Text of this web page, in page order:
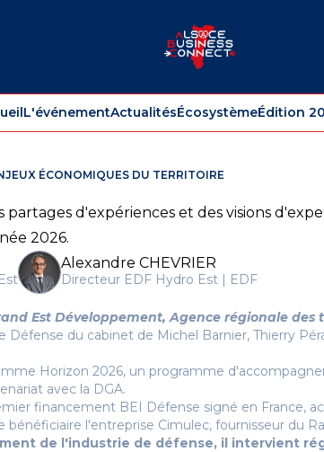
L'événementActualitésÉcosystèmeÉdition
ÉCONOMIQUES DU TERRITOIRE
partages d'expériences et des visions
2026.
Alexandre CHEVRIER
Directeur EDF Hydro Est | EDF
Est Développement, Agence régionale des
Défense du cabinet de Michel Barnier, Thierry
Horizon 2026, un programme
avec la DGA.
financement BEI Défense signé en France,
l'entreprise Cimulec, fournisseur du
de l'industrie de défense, il intervient